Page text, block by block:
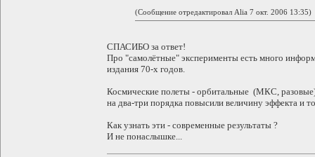
(Сообщение отредактировал Alia 7 окт. 2006 13:35)
СПАСИБО за ответ!
Про "самолётные" эксперименты есть много
издания 70-х годов.
Космические полеты - орбитальные (МКС,
на два-три порядка повысили величину эффекта и
Как узнать эти - современные результаты ?
И не понаслышке...